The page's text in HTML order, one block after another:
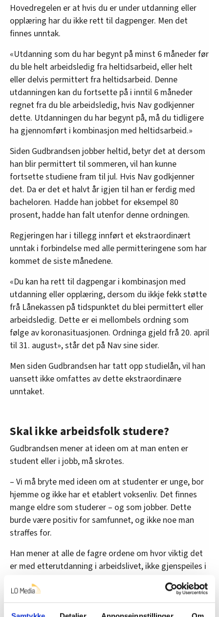
Hovedregelen er at hvis du er under utdanning eller
opplæring har du ikke rett til dagpenger. Men det
finnes unntak.
«Utdanning som du har begynt på minst 6 måneder før
du ble helt arbeidsledig fra heltidsarbeid, eller helt
eller delvis permittert fra heltidsarbeid. Denne
utdanningen kan du fortsette på i inntil 6 måneder
regnet fra du ble arbeidsledig, hvis Nav godkjenner
dette. Utdanningen du har begynt på, må du tidligere
ha gjennomført i kombinasjon med heltidsarbeid.»
Siden Gudbrandsen jobber heltid, betyr det at dersom
han blir permittert til sommeren, vil han kunne
fortsette studiene fram til jul. Hvis Nav godkjenner
det. Da er det et halvt år igjen til han er ferdig med
bacheloren. Hadde han jobbet for eksempel 80
prosent, hadde han falt utenfor denne ordningen.
Regjeringen har i tillegg innført et ekstraordinært
unntak i forbindelse med alle permitteringene som har
kommet de siste månedene.
«Du kan ha rett til dagpengar i kombinasjon med
utdanning eller opplæring, dersom du ikkje fekk støtte
frå Lånekassen på tidspunktet du blei permittert eller
arbeidsledig. Dette er ei mellombels ordning som
følge av koronasituasjonen. Ordninga gjeld frå 20. april
til 31. august», står det på Nav sine sider.
Men siden Gudbrandsen har tatt opp studielån, vil han
uansett ikke omfattes av dette ekstraordinære
unntaket.
Skal ikke arbeidsfolk studere?
Gudbrandsen mener at ideen om at man enten er
student eller i jobb, må skrotes.
– Vi må bryte med ideen om at studenter er unge, bor
hjemme og ikke har et etablert voksenliv. Det finnes
mange eldre som studerer – og som jobber. Dette
burde være positiv for samfunnet, og ikke noe man
straffes for.
Han mener at alle de fagre ordene om hvor viktig det
er med etterutdanning i arbeidslivet, ikke gjenspeiles i
– Politikken er innrettet mot dem som er 18 år og ikke
har begynt å jobbe. Det virker som om politikerne ser